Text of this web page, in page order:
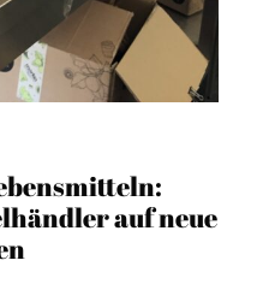
auf neue